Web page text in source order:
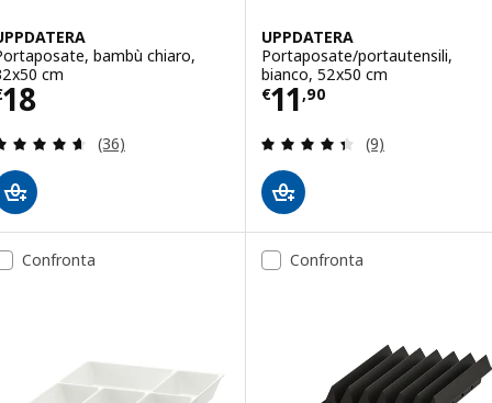
bambù chiaro,
cm
18 € 18
Recensione: 4.6 fuori da 5 stelle. Totale
(36)
UPPDATERA
Portaposate/portautensili,
bianco, 52x50 cm
€11,90
Prezzo € 11,90
Recensione:
(9)
Confronta Confronta